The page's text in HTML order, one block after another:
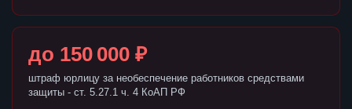
до 150 000 ₽
штраф юрлицу за необеспечение работников средствами
защиты - ст. 5.27.1 ч. 4 КоАП РФ